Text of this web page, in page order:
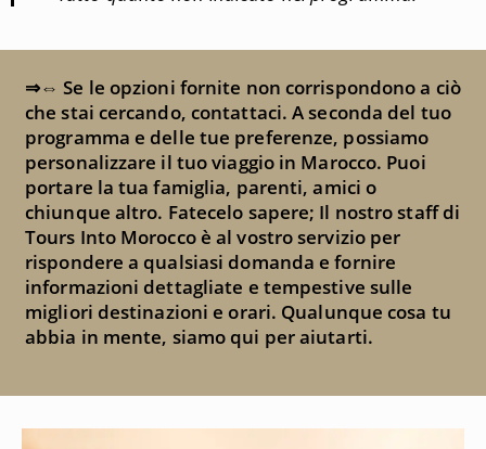
⇒⇔ Se le opzioni fornite non corrispondono a ciò
che stai cercando, contattaci. A seconda del tuo
programma e delle tue preferenze, possiamo
personalizzare il tuo viaggio in Marocco. Puoi
portare la tua famiglia, parenti, amici o
chiunque altro. Fatecelo sapere; Il nostro staff di
Tours Into Morocco è al vostro servizio per
rispondere a qualsiasi domanda e fornire
informazioni dettagliate e tempestive sulle
migliori destinazioni e orari. Qualunque cosa tu
abbia in mente, siamo qui per aiutarti.